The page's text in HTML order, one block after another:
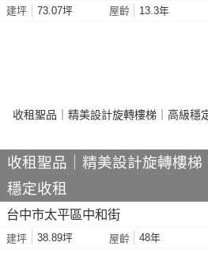
建坪 73.07坪 屋齡 13.3年
收租聖品｜精美設計旋轉樓梯
穩定收租
台中市太平區中和街
建坪 38.89坪 屋齡 48年